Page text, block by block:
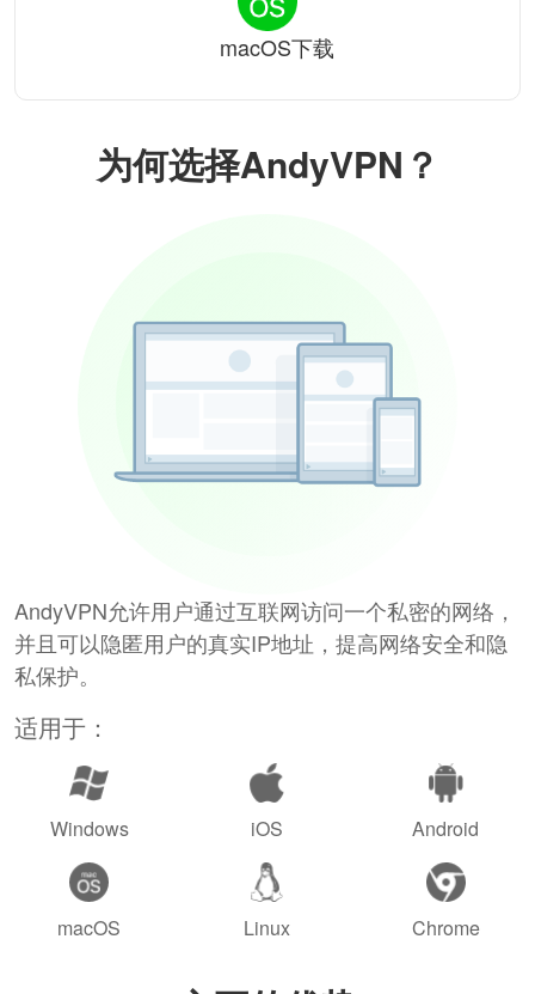
为何选择AndyVPN？
AndyVPN允许用户通过互联网访问一个私密的网络，
并且可以隐匿用户的真实IP地址，提高网络安全和隐
私保护。
适用于：
Windows iOS Android
macOS Linux Chrome
macOS下载